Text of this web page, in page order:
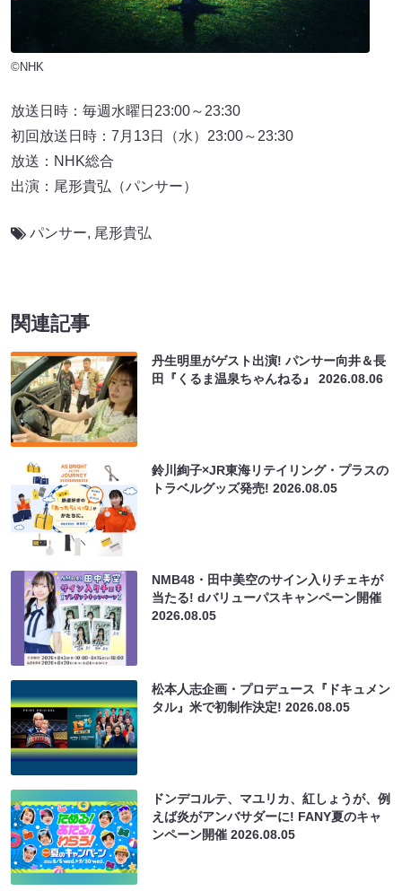
©NHK
放送日時：毎週水曜日23:00～23:30
初回放送日時：7月13日（水）23:00～23:30
放送：NHK総合
出演：尾形貴弘（パンサー）
パンサー, 尾形貴弘
関連記事
丹生明里がゲスト出演! パンサー向井＆長
田『くるま温泉ちゃんねる』2026.08.06
鈴川絢子×JR東海リテイリング・プラスの
トラベルグッズ発売!2026.08.05
NMB48・田中美空のサイン入りチェキが
当たる! dバリューパスキャンペーン開催
2026.08.05
松本人志企画・プロデュース『ドキュメン
タル』米で初制作決定!2026.08.05
ドンデコルテ、マユリカ、紅しょうが、例
えば炎がアンバサダーに! FANY夏のキャ
ンペーン開催2026.08.05